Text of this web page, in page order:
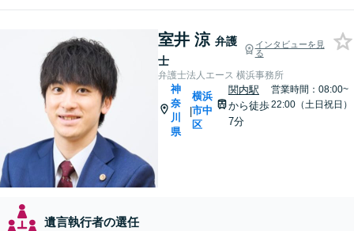
室井 涼 弁護
士
インタビューを見
る
弁護士法人エース 横浜事務所
神
奈
川
県
|
横浜
市中
区
関内駅
から徒歩
7分
営業時間：08:00~
22:00（土日祝日）
遺言執行者の選任